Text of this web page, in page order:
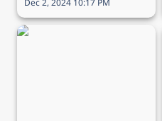
Ταξίδι στο Μόναχο → 5